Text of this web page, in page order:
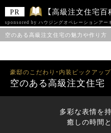
【高級注文住宅百
sponsored by ハウジングオペレーションアー
空のある高級注文住宅の魅力や作り方
豪邸のこだわり・内装ピックアップ
空のある高級注文住宅
多彩な表情を
癒しの時間